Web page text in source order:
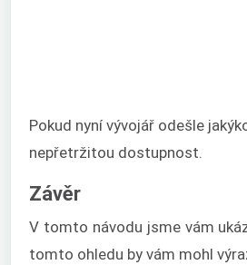
Pokud nyní vývojář odešle
nepřetržitou dostupnost.
Závěr
V tomto návodu jsme vám
tomto ohledu by vám mohl